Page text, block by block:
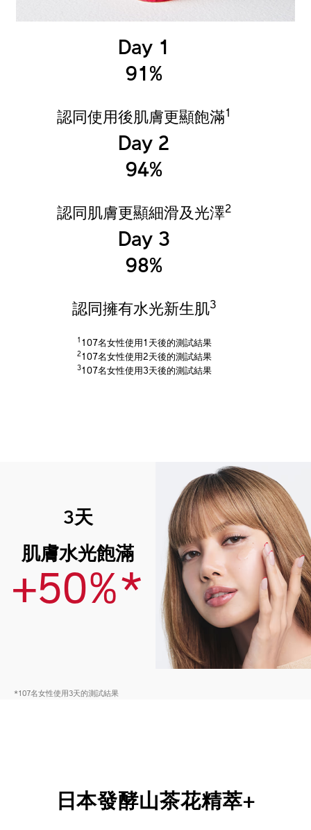
Day 1
91%
認同使用後肌膚更顯飽滿1
Day 2
94%
認同肌膚更顯細滑及光澤2
Day 3
98%
認同擁有水光新生肌3
1 107名女性使用1天後的測試結果
2107名女性使用2天後的測試結果
3107名女性使用3天後的測試結果
3天
肌膚水光飽滿
+50%*
*107名女性使用3天的測試結果
日本發酵山茶花精萃+